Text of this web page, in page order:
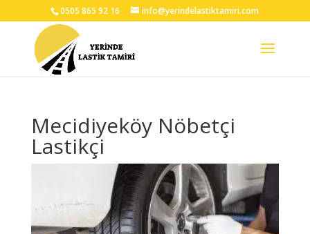
0505 865 92 16 info@yerindelastiktamiri.com
Mecidiyeköy Nöbetçi
Lastikçi